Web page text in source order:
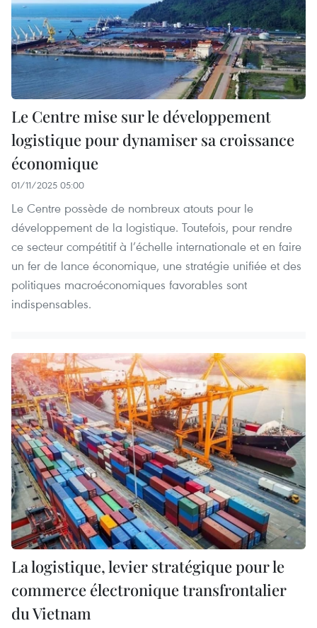
Le Centre mise sur le développement
logistique pour dynamiser sa croissance
économique
01/11/2025 05:00
Le Centre possède de nombreux atouts pour le
développement de la logistique. Toutefois, pour rendre
ce secteur compétitif à l’échelle internationale et en faire
un fer de lance économique, une stratégie unifiée et des
politiques macroéconomiques favorables sont
indispensables.
La logistique, levier stratégique pour le
commerce électronique transfrontalier
du Vietnam